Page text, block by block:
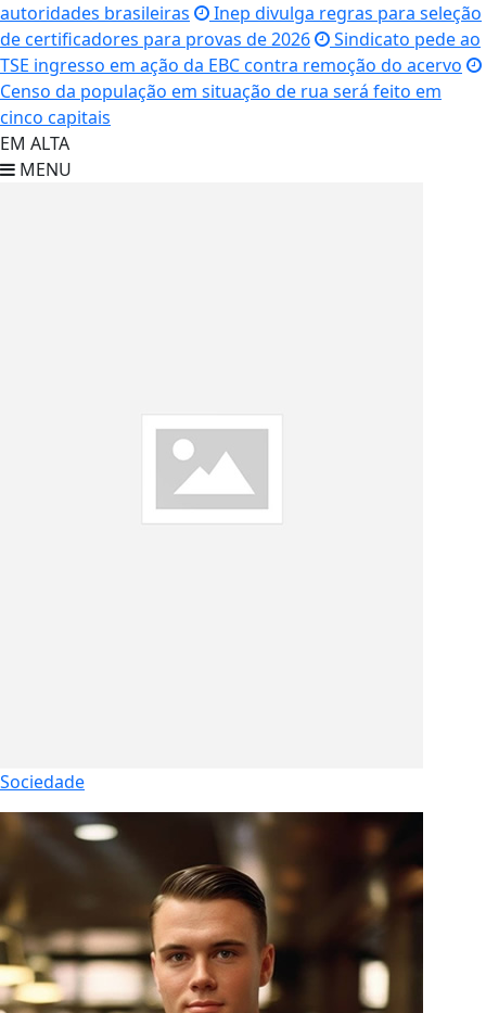
autoridades brasileiras
Inep divulga regras para seleção
de certificadores para provas de 2026
Sindicato pede ao
TSE ingresso em ação da EBC contra remoção do acervo
Censo da população em situação de rua será feito em
cinco capitais
EM ALTA
MENU
Sociedade